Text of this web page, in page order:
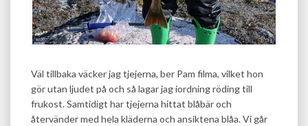
Väl tillbaka väcker jag tjejerna, ber Pam filma, vilket hon
gör utan ljudet på och så lagar jag iordning röding till
frukost. Samtidigt har tjejerna hittat blåbär och
återvänder med hela kläderna och ansiktena blåa. Vi går